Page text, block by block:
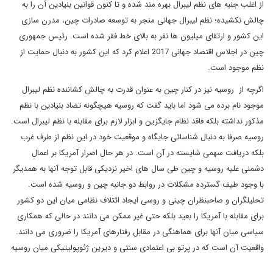
از اغلب جنبه های نظم لیبرال بهره مند شده و تا کنون قوانین بنیادین آن را به
چالش نکشیده؛ نظم لیبرال جهانی منجر به توسعه صادرات چین، مدرن سازی
این کشور و ارتقای میلیون ها نفر به بالای خط فقر شده است. رئیس جمهوری
چین در اجلاس اقتصاد جهانی 2017 اعلام کرد که این کشور به دنبال حمایت از
نظم موجود است.
اگرچه از روسیه نیز در کنار چین به عنوان قدرت به چالش کشاننده نظم لیبرال
موجود نام برده می شود اما باید گفت که روسیه هیچگونه تضاد بنیادین با نظم
مذکور نداشته بلکه فاقد نظام جایگزین و ابزار لازم برای مقابله با نظم لیبرال است.
روسیه صرفا به دنبال شناسائی جایگاه و موقعیت خود در این نظم از طرف غرب
بلکه دریافت سهمی شایسته در آن است. در هر حال اصرار آمریکا بر اعمال
دشمنی علیه روسیه و چین طی سال های اخیر نزدیکی قابل توجه آنها به همدیگر
با وجود طیف گسترده مشکلات در روابط دو جانبه چین و روسیه شده است.
تحلیلگران و صاحبنظران چینی و روسی ایجاد ائتلاف نظامی میان این دو کشور
برای مقابله با آمریکا را بعید بلکه حتی غیر ممکن می دانند در حالی که همکاری
سیاسی میان آنها برای هماهنگی در مقابل رفتارهای آمریکا را ضروری می دانند.
واقعیت آن است که در پرتو بی اعتمادی سنتی و دیرین ژئوپولیتیکی میان روسیه